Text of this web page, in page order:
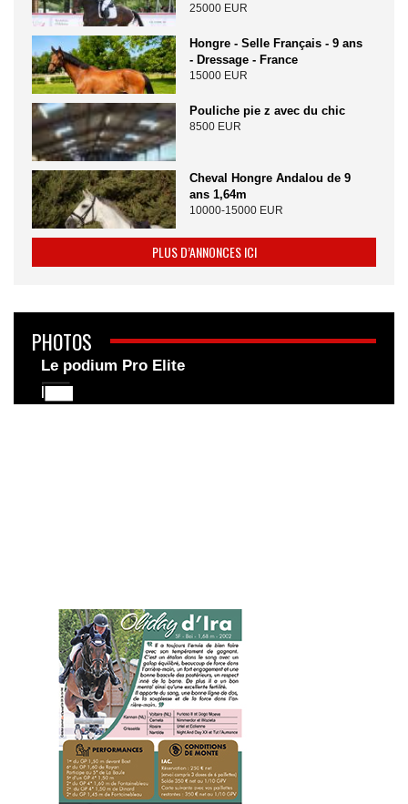
25000 EUR
Hongre - Selle Français - 9 ans
- Dressage - France
15000 EUR
Pouliche pie z avec du chic
8500 EUR
Cheval Hongre Andalou de 9
ans 1,64m
10000-15000 EUR
PLUS D’ANNONCES ICI
PHOTOS
Le podium Pro Elite